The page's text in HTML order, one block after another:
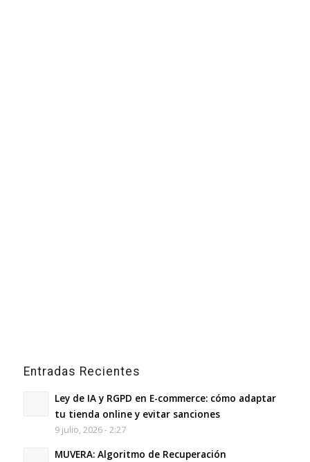
Entradas Recientes
Ley de IA y RGPD en E-commerce: cómo adaptar
tu tienda online y evitar sanciones
9 julio, 2026 - 2:27
MUVERA: Algoritmo de Recuperación